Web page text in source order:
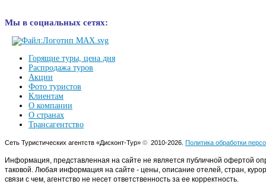
Мы в социальных сетях:
Горящие туры, цена дня
Распродажа туров
Акции
Фото туристов
Клиентам
О компании
О странах
Трансагентство
Сеть Туристических агентств «Дисконт-Тур» © 2010-2026. Политика обработки
Информация, представленная на сайте не является публичной офертой
таковой. Любая информация на сайте - цены, описание отелей, стран,
связи с чем, агентство не несет ответственность за ее корректность.